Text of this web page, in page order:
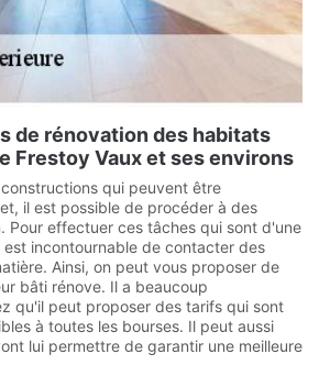
de rénovation des habitats
Frestoy Vaux et ses environs
qui peuvent être
il est possible de procéder à des
Pour effectuer ces tâches qui sont d'une
incontournable de contacter des
Ainsi, on peut vous proposer de
bâti rénove. Il a beaucoup
qu'il peut proposer des tarifs qui sont
à toutes les bourses. Il peut aussi
lui permettre de garantir une meilleure